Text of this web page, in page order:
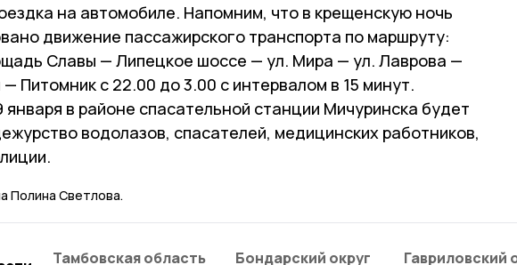
на автомобиле. Напомним, что в крещенскую ночь
движение пассажирского транспорта по маршруту:
Славы — Липецкое шоссе — ул. Мира — ул. Лаврова —
Питомник с 22.00 до 3.00 с интервалом в 15 минут.
января в районе спасательной станции Мичуринска будет
водолазов, спасателей, медицинских работников,
Полина Светлова.
Тамбовская область Бондарский округ Гавриловский